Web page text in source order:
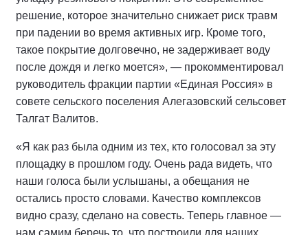
решение, которое значительно снижает риск травм
при падении во время активных игр. Кроме того,
такое покрытие долговечно, не задерживает воду
после дождя и легко моется», — прокомментировал
руководитель фракции партии «Единая Россия» в
совете сельского поселения Алегазовский сельсовет
Талгат Валитов.
«Я как раз была одним из тех, кто голосовал за эту
площадку в прошлом году. Очень рада видеть, что
наши голоса были услышаны, а обещания не
остались просто словами. Качество комплексов
видно сразу, сделано на совесть. Теперь главное —
нам самим беречь то, что построили для наших